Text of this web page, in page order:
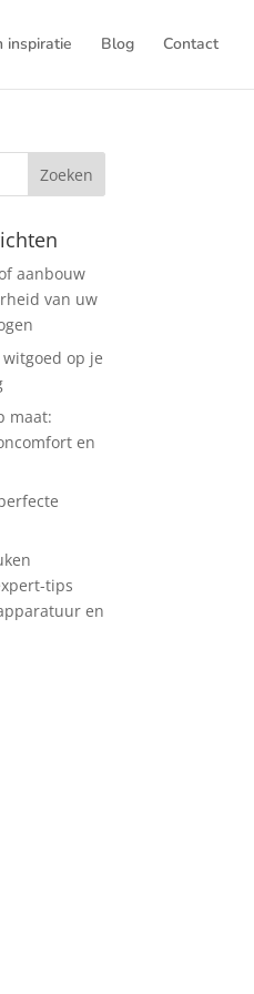
inspiratie Blog Contact
aanbouw
van uw
op je
maat:
en
tips
en